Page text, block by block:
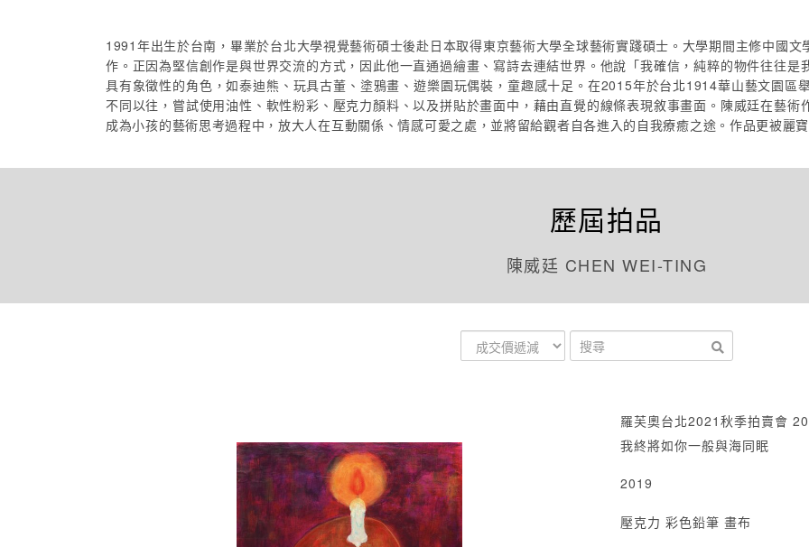
1991年出生於台南，畢業於台北大學視覺藝術碩士後赴日本取得東京藝術大學全球藝術實踐碩士。大學期間主修中國
作。正因為堅信創作是與世界交流的方式，因此他一直通過繪畫、寫詩去連結世界。他說「我確信，純粹的物件往往
具有象徵性的角色，如泰迪熊、玩具古董、塗鴉畫、遊樂園玩偶裝，童趣感十足。在2015年於台北1914華山藝文園區
不同以往，嘗試使用油性、軟性粉彩、壓克力顏料、以及拼貼於畫面中，藉由直覺的線條表現敘事畫面。陳威廷在藝
成為小孩的藝術思考過程中，放大人在互動關係、情感可愛之處，並將留給觀者自各進入的自我療癒之途。作品更被麗
歷屆拍品
陳威廷 CHEN WEI-TING
羅芙奧台北2021秋季拍賣會
我終將如你一般與海同眠
2019
壓克力 彩色鉛筆 畫布